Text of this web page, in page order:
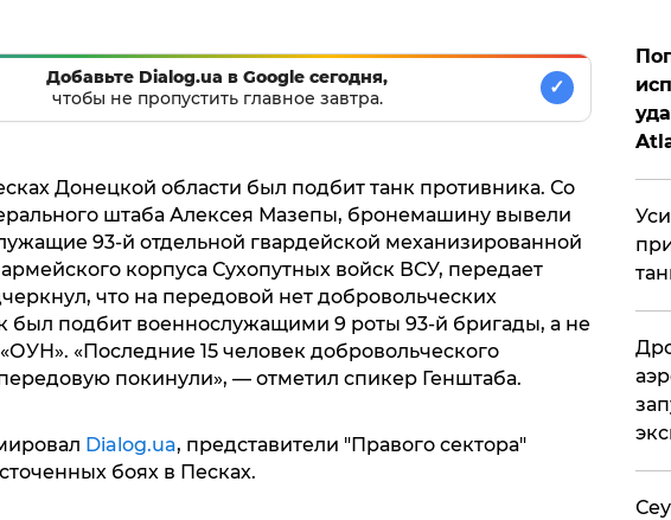
Добавьте Dialog.ua в Google сегодня,
чтобы не пропустить главное завтра.
✓
Донецкой области был подбит танк противника. Со
штаба Алексея Мазепы, бронемашину вывели
93-й отдельной гвардейской механизированной
корпуса Сухопутных войск ВСУ, передает
что на передовой нет добровольческих
был подбит военнослужащими 9 роты 93-й бригады, а не
«Последние 15 человек добровольческого
покинули», — отметил спикер Генштаба.
Dialog.ua, представители "Правого сектора"
боях в Песках.